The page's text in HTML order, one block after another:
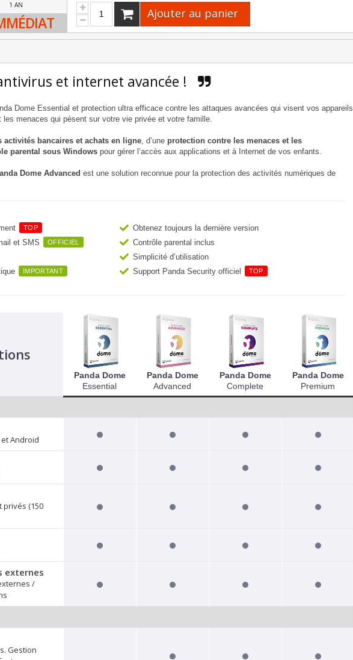
1 AN
Ajouter au panier
et internet avancée !
Dome Essential et protection ultra efficace contre les attaques avancées qui visent vos appareils
menaces qui pèsent sur votre vie privée et votre famille.
activités bancaires et achats en ligne, d’une protection contre les menaces et les
parental sous Windows pour gérer l’accès aux applications et à Internet de vos enfants.
Dome Advanced est une solution reconnue pour la protection des activités numériques de
TOP
et SMS OFFICIEL
IMPORTANT
Obtenez toujours la dernière version
Contrôle parental inclus
Simplicité d’utilisation
Support Panda Security officiel
TOP
Panda Dome
Essential
Panda Dome
Advanced
Panda Dome
Complete
Panda Dome
Premium
Android
privés (150
externes
/
Gestion